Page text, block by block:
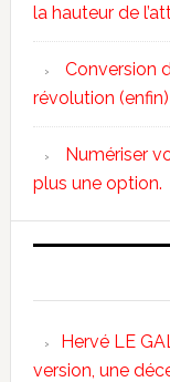
la hauteur de
Conversion
révolution
Numériser
plus une option.
Hervé LE
version, une